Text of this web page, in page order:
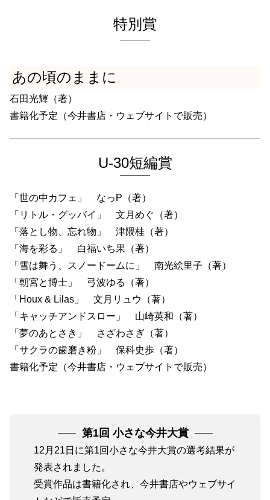
特別賞
あの頃のままに
石田光輝（著）
書籍化予定（今井書店・ウェブサイトで販売）
U-30短編賞
「世の中カフェ」 なっP（著）
「リトル・グッバイ」 文月めぐ（著）
「落とし物、忘れ物」 津隈桂（著）
「海を彩る」 白福いち果（著）
「雪は舞う、スノードームに」 南光絵里子（著）
「朝宮と博士」 弓波ゆる（著）
「Houx & Lilas」 文月リュウ（著）
「キャッチアンドスロー」 山崎英和（著）
「夢のあとさき」 さざわさぎ（著）
「サクラの歯磨き粉」 保科史歩（著）
書籍化予定（今井書店・ウェブサイトで販売）
第1回 小さな今井大賞
12月21日に第1回小さな今井大賞の選考結果が
発表されました。
受賞作品は書籍化され、今井書店やウェブサイ